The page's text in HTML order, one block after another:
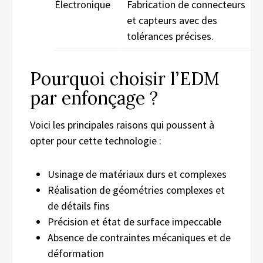
Électronique
Fabrication de connecteurs
et capteurs avec des
tolérances précises.
Pourquoi choisir l’EDM
par enfonçage ?
Voici les principales raisons qui poussent à
opter pour cette technologie :
Usinage de matériaux durs et complexes
Réalisation de géométries complexes et
de détails fins
Précision et état de surface impeccable
Absence de contraintes mécaniques et de
déformation